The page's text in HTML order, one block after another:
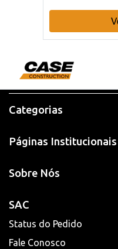
Categorias
Páginas Institucionais
Sobre Nós
SAC
Status do Pedido
Fale Conosco